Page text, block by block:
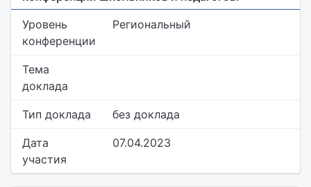
Уровень
конференции
Региональный
Тема
доклада
Тип доклада без доклада
Дата
участия
07.04.2023